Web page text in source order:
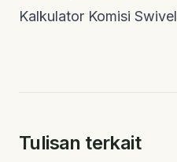
Kalkulator Komisi Swivel
Tulisan terkait